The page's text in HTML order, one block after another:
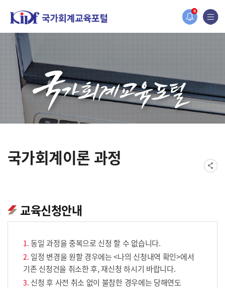
N
홈페이지가 새롭게 개편되었습니다.
한국조세재정연구원홈페이지가 새롭게 개설되었습니다.
국가회계이론 과정
교육신청안내
동일 과정을 중복으로 신청 할 수 없습니다.
일정 변경을 원할 경우에는 <나의 신청내역 확인>에서
기존 신청건을 취소한 후, 재신청 하시기 바랍니다.
신청 후 사전 취소 없이 불참한 경우에는 당해연도